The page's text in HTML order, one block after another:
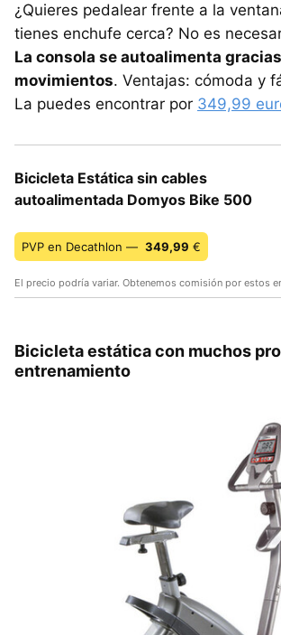
¿Quieres pedalear frente a la
tienes enchufe cerca? No es
La consola se autoalimenta
movimientos. Ventajas: cómoda y
La puedes encontrar por 349,99
Bicicleta Estática sin cables
autoalimentada Domyos Bike 500
PVP en Decathlon — 349,99 €
El precio podría variar. Obtenemos comisión por estos
Bicicleta estática con muchos
entrenamiento